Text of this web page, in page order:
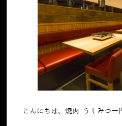
こんにちは、焼肉 うしみつ一